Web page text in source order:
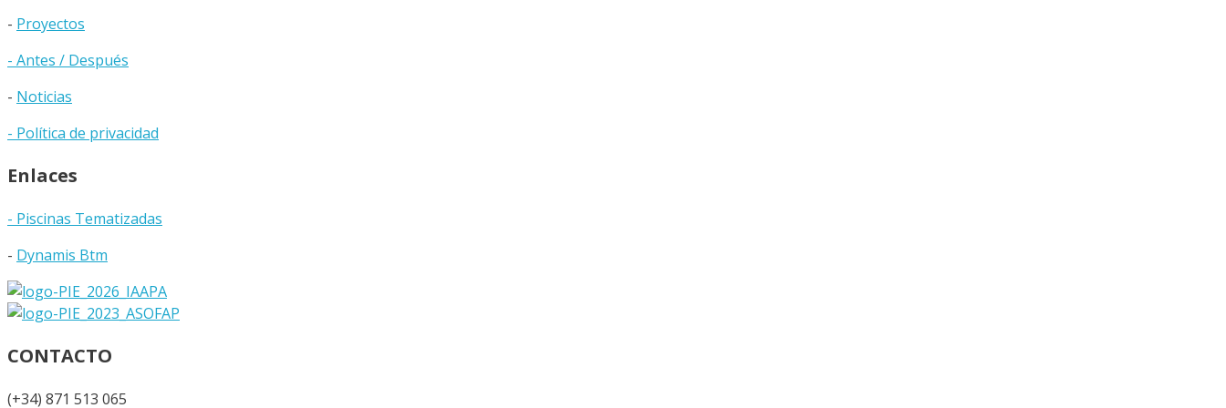
- Proyectos
- Antes / Después
- Noticias
- Política de privacidad
Enlaces
- Piscinas Tematizadas
- Dynamis Btm
CONTACTO
(+34) 871 513 065